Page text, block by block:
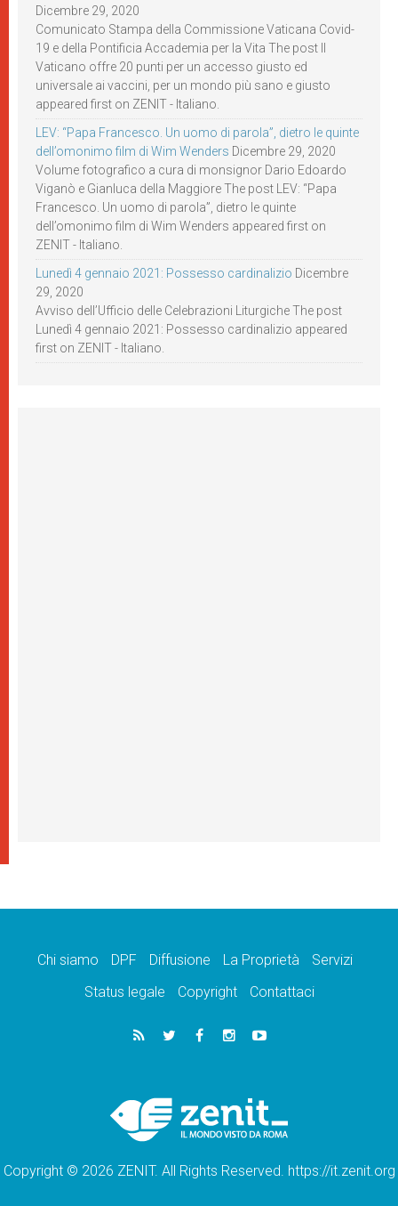
Dicembre 29, 2020
Comunicato Stampa della Commissione Vaticana Covid-
19 e della Pontificia Accademia per la Vita The post Il
Vaticano offre 20 punti per un accesso giusto ed
universale ai vaccini, per un mondo più sano e giusto
appeared first on ZENIT - Italiano.
LEV: “Papa Francesco. Un uomo di parola”, dietro le quinte
dell’omonimo film di Wim Wenders Dicembre 29, 2020
Volume fotografico a cura di monsignor Dario Edoardo
Viganò e Gianluca della Maggiore The post LEV: “Papa
Francesco. Un uomo di parola”, dietro le quinte
dell’omonimo film di Wim Wenders appeared first on
ZENIT - Italiano.
Lunedì 4 gennaio 2021: Possesso cardinalizio Dicembre
29, 2020
Avviso dell’Ufficio delle Celebrazioni Liturgiche The post
Lunedì 4 gennaio 2021: Possesso cardinalizio appeared
first on ZENIT - Italiano.
Chi siamo DPF Diffusione La Proprietà
Servizi
Status legale
Copyright Contattaci
Copyright © 2026 ZENIT. All Rights Reserved. https://it.zenit.org